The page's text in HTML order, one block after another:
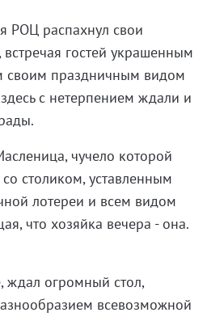
РОЦ распахнул свои
гостей украшенным
своим праздничным видом
с нетерпением ждали и
чучело которой
столиком, уставленным
лотереи и всем видом
что хозяйка вечера - она.
ждал огромный стол,
всевозможной